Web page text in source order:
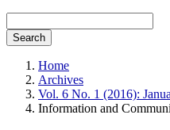
Search
Home
Archives
Vol. 6 No. 1 (2016):
Information and